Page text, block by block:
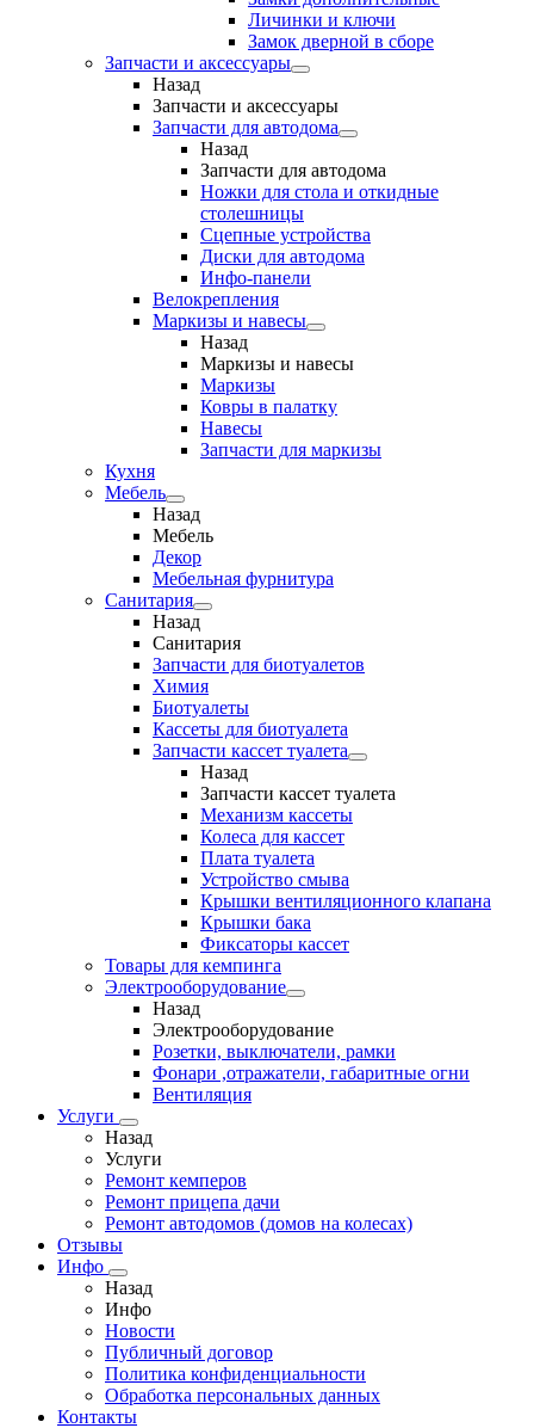
Личинки и ключи
Замок дверной в сборе
Запчасти и аксессуары
Назад
Запчасти и аксессуары
Запчасти для автодома
Назад
Запчасти для автодома
Ножки для стола и откидные
столешницы
Сцепные устройства
Диски для автодома
Инфо-панели
Велокрепления
Маркизы и навесы
Назад
Маркизы и навесы
Маркизы
Ковры в палатку
Навесы
Запчасти для маркизы
Кухня
Мебель
Назад
Мебель
Декор
Мебельная фурнитура
Санитария
Назад
Санитария
Запчасти для биотуалетов
Химия
Биотуалеты
Кассеты для биотуалета
Запчасти кассет туалета
Назад
Запчасти кассет туалета
Механизм кассеты
Колеса для кассет
Плата туалета
Устройство смыва
Крышки вентиляционного клапана
Крышки бака
Фиксаторы кассет
Товары для кемпинга
Электрооборудование
Назад
Электрооборудование
Розетки, выключатели, рамки
Фонари ,отражатели, габаритные огни
Вентиляция
Услуги
Назад
Услуги
Ремонт кемперов
Ремонт прицепа дачи
Ремонт автодомов (домов на колесах)
Отзывы
Инфо
Назад
Инфо
Новости
Публичный договор
Политика конфиденциальности
Обработка персональных данных
Контакты